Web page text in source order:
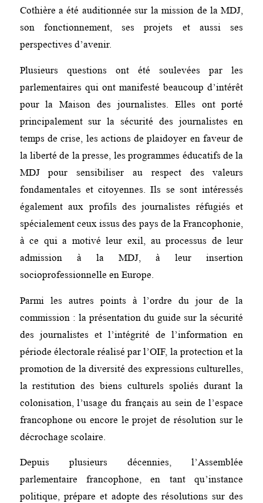
Cothière a été auditionnée sur la mission de la MDJ,
son fonctionnement, ses projets et aussi ses
perspectives d’avenir.
Plusieurs questions ont été soulevées par les
parlementaires qui ont manifesté beaucoup d’intérêt
pour la Maison des journalistes. Elles ont porté
principalement sur la sécurité des journalistes en
temps de crise, les actions de plaidoyer en faveur de
la liberté de la presse, les programmes éducatifs de la
MDJ pour sensibiliser au respect des valeurs
fondamentales et citoyennes. Ils se sont intéressés
également aux profils des journalistes réfugiés et
spécialement ceux issus des pays de la Francophonie,
à ce qui a motivé leur exil, au processus de leur
admission à la MDJ, à leur insertion
socioprofessionnelle en Europe.
Parmi les autres points à l’ordre du jour de la
commission : la présentation du guide sur la sécurité
des journalistes et l’intégrité de l’information en
période électorale réalisé par l’OIF, la protection et la
promotion de la diversité des expressions culturelles,
la restitution des biens culturels spoliés durant la
colonisation, l’usage du français au sein de l’espace
francophone ou encore le projet de résolution sur le
décrochage scolaire.
Depuis plusieurs décennies, l’Assemblée
parlementaire francophone, en tant qu’instance
politique, prépare et adopte des résolutions sur des